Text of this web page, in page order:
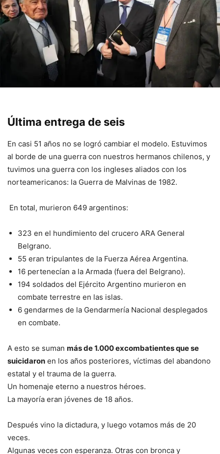
Última entrega de seis
En casi 51 años no se logró cambiar el modelo. Estuvimos
al borde de una guerra con nuestros hermanos chilenos, y
tuvimos una guerra con los ingleses aliados con los
norteamericanos: la Guerra de Malvinas de 1982.
En total, murieron 649 argentinos:
323 en el hundimiento del crucero ARA General
Belgrano.
55 eran tripulantes de la Fuerza Aérea Argentina.
16 pertenecían a la Armada (fuera del Belgrano).
194 soldados del Ejército Argentino murieron en
combate terrestre en las islas.
6 gendarmes de la Gendarmería Nacional desplegados
en combate.
A esto se suman más de 1.000 excombatientes que se
suicidaron en los años posteriores, víctimas del abandono
estatal y el trauma de la guerra.
Un homenaje eterno a nuestros héroes.
La mayoría eran jóvenes de 18 años.
Después vino la dictadura, y luego votamos más de 20
veces.
Algunas veces con esperanza. Otras con bronca y